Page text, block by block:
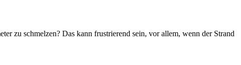
zu schmelzen? Das kann frustrierend sein, vor allem, wenn der Strand